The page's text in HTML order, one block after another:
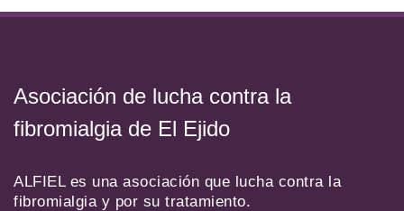
Asociación de lucha contra la
fibromialgia de El Ejido
ALFIEL es una asociación que lucha contra la
fibromialgia y por su tratamiento.